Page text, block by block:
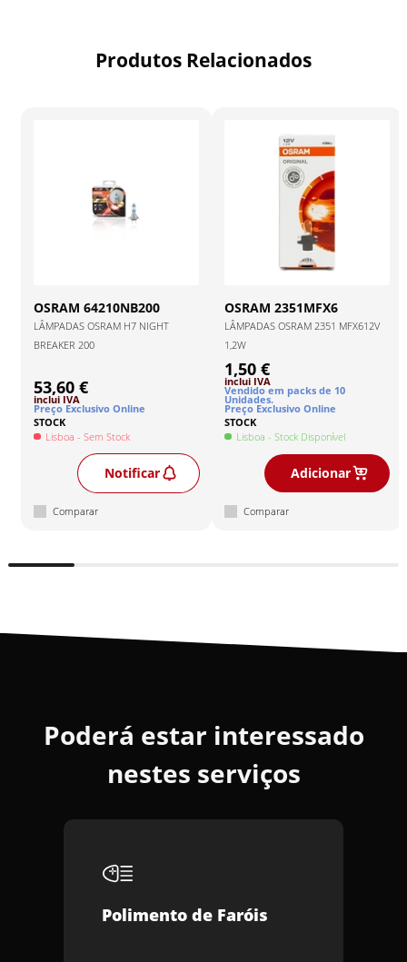
Produtos Relacionados
OSRAM 64210NB200
LÂMPADAS OSRAM H7 NIGHT
BREAKER 200
53,60 €
inclui IVA
Preço Exclusivo Online
STOCK
Lisboa - Sem Stock
Notificar
Comparar
OSRAM 2351MFX6
LÂMPADAS OSRAM 2351 MFX612V
1,2W
1,50 €
inclui IVA
Vendido em packs de 10
Unidades.
Preço Exclusivo Online
STOCK
Lisboa - Stock Disponível
Adicionar
Comparar
Poderá estar interessado
nestes serviços
Polimento de Faróis